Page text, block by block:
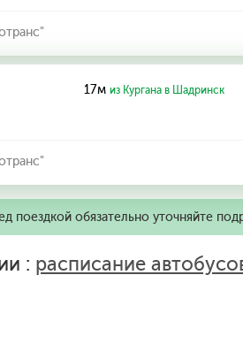
17м из Кургана в Шадринск
поездкой обязательно уточняйте
: расписание